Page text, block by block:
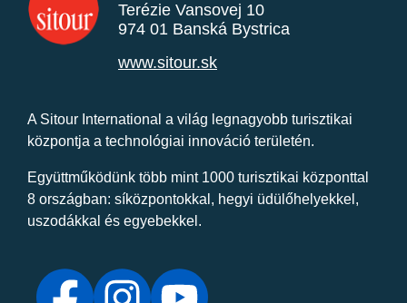
Terézie Vansovej 10
974 01 Banská Bystrica
www.sitour.sk
A Sitour International a világ legnagyobb turisztikai
központja a technológiai innováció területén.
Együttműködünk több mint 1000 turisztikai központtal
8 országban: síközpontokkal, hegyi üdülőhelyekkel,
uszodákkal és egyebekkel.